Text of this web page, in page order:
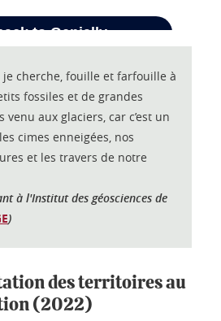
cherche, fouille et farfouille à
fossiles et de grandes
venu aux glaciers, car c’est un
cimes enneigées, nos
et les travers de notre
à l'Institut des géosciences de
)
des territoires au
(2022)